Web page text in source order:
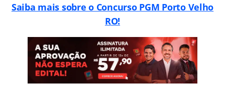
Saiba mais sobre o Concurso PGM Porto Velho
RO!